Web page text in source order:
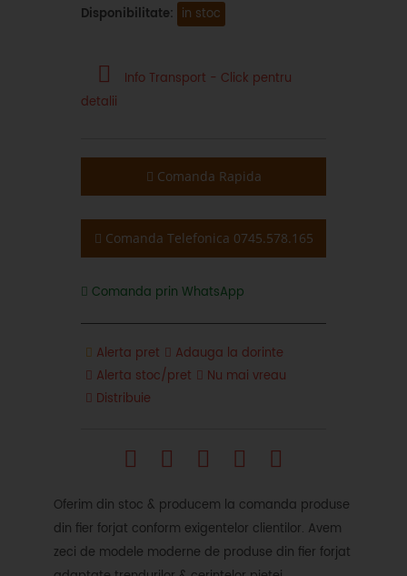
Disponibilitate: in stoc
Info Transport - Click pentru
detalii
Comanda Rapida
Comanda Telefonica 0745.578.165
Comanda prin WhatsApp
Alerta pret
Adauga la dorinte
Alerta stoc/pret
Nu mai vreau
Distribuie
Oferim din stoc & producem la comanda produse
din fier forjat conform exigentelor clientilor. Avem
zeci de modele moderne de produse din fier forjat